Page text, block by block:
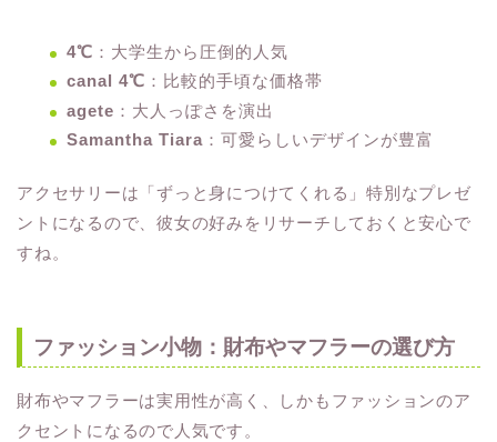
4℃ ：大学生から圧倒的人気
canal 4℃ ：比較的手頃な価格帯
agete ：大人っぽさを演出
Samantha Tiara ：可愛らしいデザインが豊富
アクセサリーは「ずっと身につけてくれる」特別なプレゼ
ントになるので、彼女の好みをリサーチしておくと安心で
すね。
ファッション小物：財布やマフラーの選び方
財布やマフラーは実用性が高く、しかもファッションのア
クセントになるので人気です。